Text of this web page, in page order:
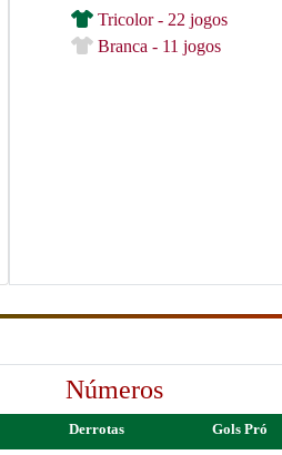
Tricolor - 22 jogos
Branca - 11 jogos
Números
Derrotas Gols Pró